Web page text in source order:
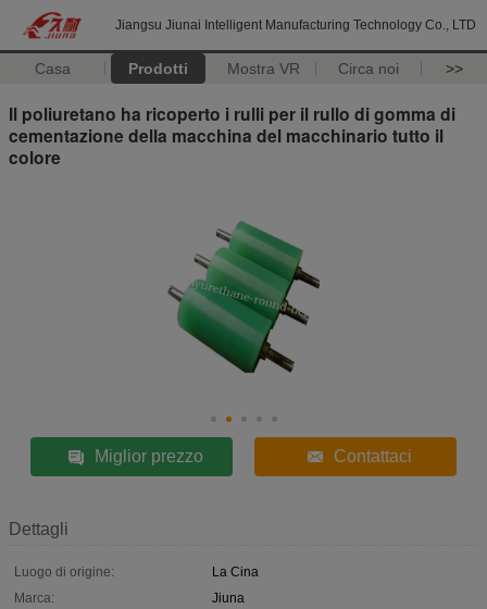
Jiangsu Jiunai Intelligent Manufacturing Technology Co., LTD
Casa Prodotti Mostra VR Circa noi >>
Il poliuretano ha ricoperto i rulli per il rullo di gomma di
cementazione della macchina del macchinario tutto il
colore
Miglior prezzo Contattaci
Dettagli
Luogo di origine:
La Cina
Marca:
Jiuna